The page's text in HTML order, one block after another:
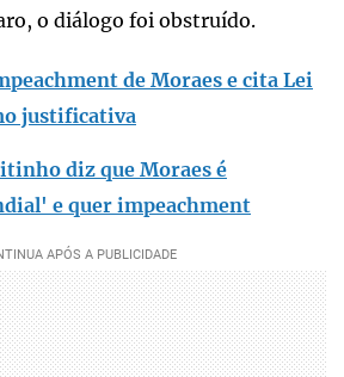
o diálogo foi obstruído.
de Moraes e cita Lei
justificativa
diz que Moraes é
e quer impeachment